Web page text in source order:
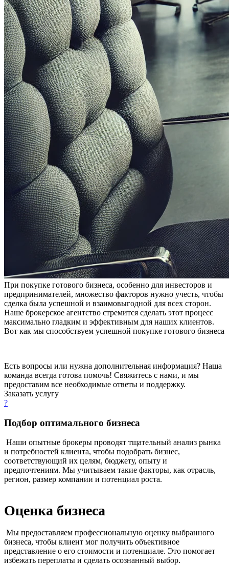
При покупке готового бизнеса, особенно для инвесторов и
предпринимателей, множество факторов нужно учесть, чтобы
сделка была успешной и взаимовыгодной для всех сторон.
Наше брокерское агентство стремится сделать этот процесс
максимально гладким и эффективным для наших клиентов.
Вот как мы способствуем успешной покупке готового бизнеса
Есть вопросы или нужна дополнительная информация? Наша
команда всегда готова помочь! Свяжитесь с нами, и мы
предоставим все необходимые ответы и поддержку.
Заказать услугу
?
Подбор оптимального бизнеса
Наши опытные брокеры проводят тщательный анализ рынка
и потребностей клиента, чтобы подобрать бизнес,
соответствующий их целям, бюджету, опыту и
предпочтениям. Мы учитываем такие факторы, как отрасль,
регион, размер компании и потенциал роста.
Оценка бизнеса
Мы предоставляем профессиональную оценку выбранного
бизнеса, чтобы клиент мог получить объективное
представление о его стоимости и потенциале. Это помогает
избежать переплаты и сделать осознанный выбор.